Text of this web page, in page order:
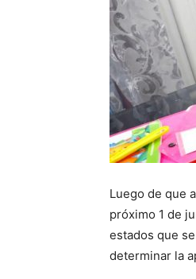
Luego de que
próximo 1 de
estados que
determinar la